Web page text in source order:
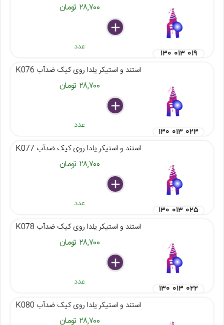
۲۸,۷۰۰ تومان
delete
remove
add
عدد
۱۳۰ ۰۱۳ ۰۱۹
استند و استیکر یلدا روی کیک ضدآب K076
۲۸,۷۰۰ تومان
delete
remove
add
عدد
۱۳۰ ۰۱۳ ۰۲۳
استند و استیکر یلدا روی کیک ضدآب K077
۲۸,۷۰۰ تومان
delete
remove
add
عدد
۱۳۰ ۰۱۳ ۰۲۵
استند و استیکر یلدا روی کیک ضدآب K078
۲۸,۷۰۰ تومان
delete
remove
add
عدد
۱۳۰ ۰۱۳ ۰۲۲
استند و استیکر یلدا روی کیک ضدآب K080
۲۸,۷۰۰ تومان